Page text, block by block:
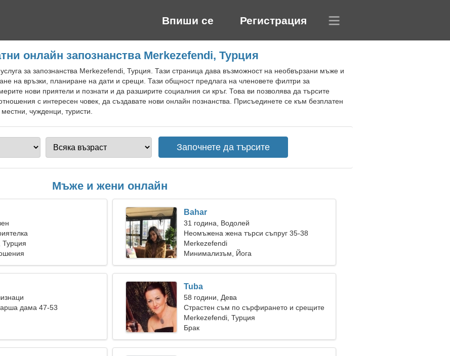
Впиши се Регистрация
онлайн запознанства Merkezefendi, Турция
за запознанства Merkezefendi, Турция. Тази страница дава възможност на необвързани мъже и
на връзки, планиране на дати и срещи. Тази общност предлага на членовете филтри за
нови приятели и познати и да разширите социалния си кръг. Това ви позволява да търсите
с интересен човек, да създавате нови онлайн познанства. Присъединете се към безплатен
чужденци, туристи.
Мъже и жени онлайн
Турция
Bahar
31 година, Водолей
Неомъжена жена търси съпруг 35-38
Merkezefendi
Минимализъм, Йога
дама 47-53
Tuba
58 години, Дева
Страстен съм по сърфирането и срещите
Merkezefendi, Турция
Брак